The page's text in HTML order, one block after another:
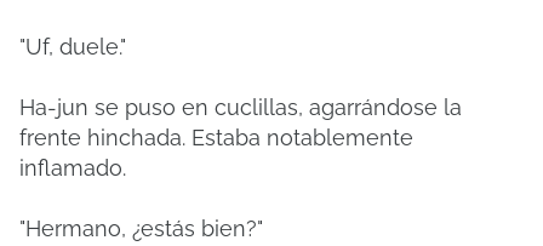
"Uf, duele."
Ha-jun se puso en cuclillas, agarrándose la
frente hinchada. Estaba notablemente
inflamado.
"Hermano, ¿estás bien?"